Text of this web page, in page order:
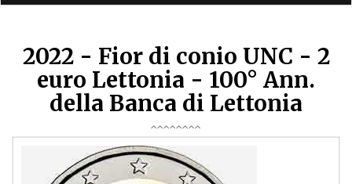
2022 - Fior di conio UNC - 2
euro Lettonia - 100° Ann.
della Banca di Lettonia